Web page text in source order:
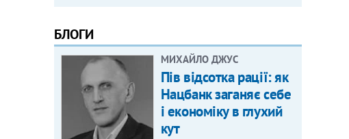
БЛОГИ
МИХАЙЛО ДЖУС
Пів відсотка рації: як
Нацбанк заганяє себе
і економіку в глухий
кут